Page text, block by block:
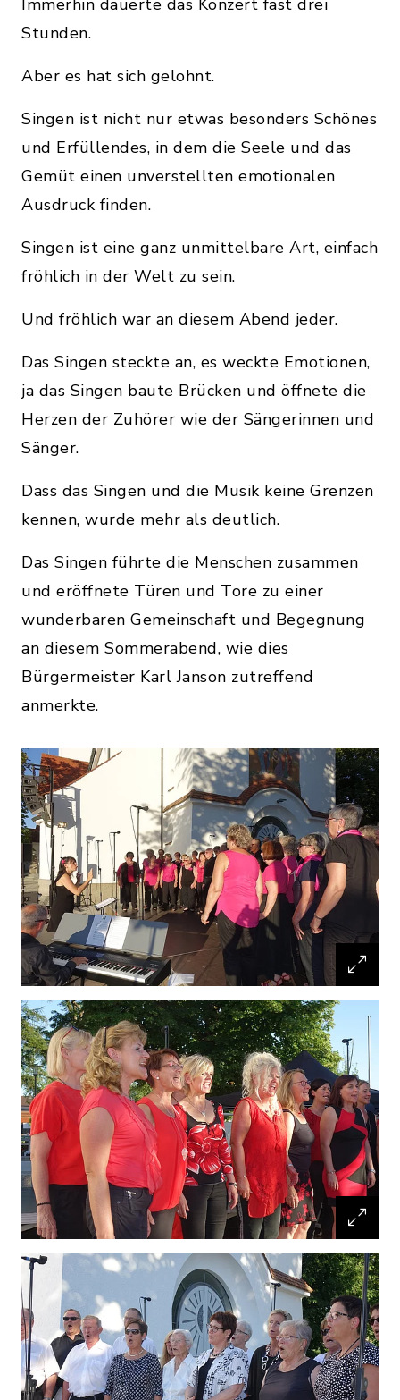
Stunden.
Aber es hat sich gelohnt.
Singen ist nicht nur etwas besonders Schönes
und Erfüllendes, in dem die Seele und das
Gemüt einen unverstellten emotionalen
Ausdruck finden.
Singen ist eine ganz unmittelbare Art, einfach
fröhlich in der Welt zu sein.
Und fröhlich war an diesem Abend jeder.
Das Singen steckte an, es weckte Emotionen,
ja das Singen baute Brücken und öffnete die
Herzen der Zuhörer wie der Sängerinnen und
Sänger.
Dass das Singen und die Musik keine Grenzen
kennen, wurde mehr als deutlich.
Das Singen führte die Menschen zusammen
und eröffnete Türen und Tore zu einer
wunderbaren Gemeinschaft und Begegnung
an diesem Sommerabend, wie dies
Bürgermeister Karl Janson zutreffend
anmerkte.